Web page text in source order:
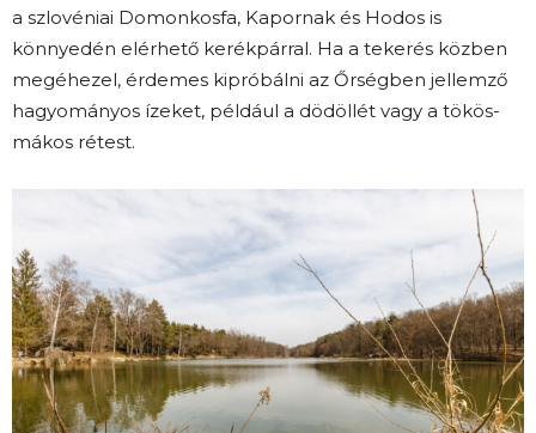
a szlovéniai Domonkosfa, Kapornak és Hodos is
könnyedén elérhető kerékpárral. Ha a tekerés közben
megéhezel, érdemes kipróbálni az Őrségben jellemző
hagyományos ízeket, például a dödöllét vagy a tökös-
mákos rétest.